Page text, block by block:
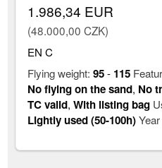
1.986,34 EUR
(48.000,00 CZK)
EN C
Flying weight:95- 115
No flying on the sand, No
TC valid,With listing bag
Lightly used (50-100h)